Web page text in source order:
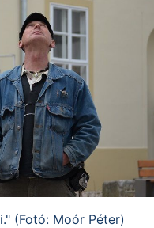
(Fotó: Moór Péter)